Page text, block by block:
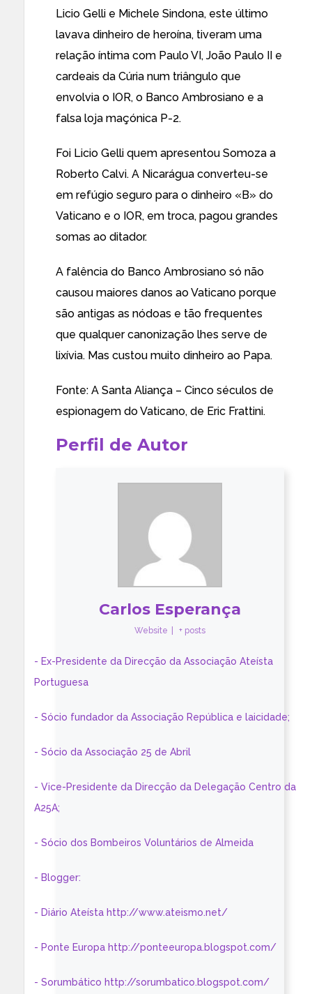
Licio Gelli e Michele Sindona, este último
lavava dinheiro de heroína, tiveram uma
relação íntima com Paulo VI, João Paulo II e
cardeais da Cúria num triângulo que
envolvia o IOR, o Banco Ambrosiano e a
falsa loja maçónica P-2.
Foi Licio Gelli quem apresentou Somoza a
Roberto Calvi. A Nicarágua converteu-se
em refúgio seguro para o dinheiro «B» do
Vaticano e o IOR, em troca, pagou grandes
somas ao ditador.
A falência do Banco Ambrosiano só não
causou maiores danos ao Vaticano porque
são antigas as nódoas e tão frequentes
que qualquer canonização lhes serve de
lixívia. Mas custou muito dinheiro ao Papa.
Fonte: A Santa Aliança – Cinco séculos de
espionagem do Vaticano, de Eric Frattini.
Perfil de Autor
Carlos Esperança
Website + posts
- Ex-Presidente da Direcção da Associação Ateísta
Portuguesa
- Sócio fundador da Associação República e laicidade;
- Sócio da Associação 25 de Abril
- Vice-Presidente da Direcção da Delegação Centro da
A25A;
- Sócio dos Bombeiros Voluntários de Almeida
- Blogger:
- Diário Ateísta http://www.ateismo.net/
- Ponte Europa http://ponteeuropa.blogspot.com/
- Sorumbático http://sorumbatico.blogspot.com/